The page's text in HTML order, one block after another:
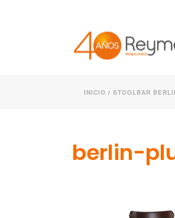
INICIO / STOOLBAR
berlin-